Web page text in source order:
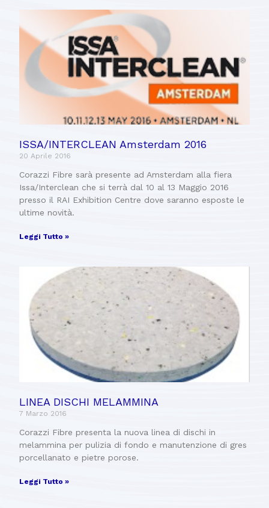
ISSA/INTERCLEAN Amsterdam 2016
20 Aprile 2016
Corazzi Fibre sarà presente ad Amsterdam alla fiera
Issa/Interclean che si terrà dal 10 al 13 Maggio 2016
presso il RAI Exhibition Centre dove saranno esposte le
ultime novità.
Leggi Tutto »
LINEA DISCHI MELAMMINA
7 Marzo 2016
Corazzi Fibre presenta la nuova linea di dischi in
melammina per pulizia di fondo e manutenzione di gres
porcellanato e pietre porose.
Leggi Tutto »